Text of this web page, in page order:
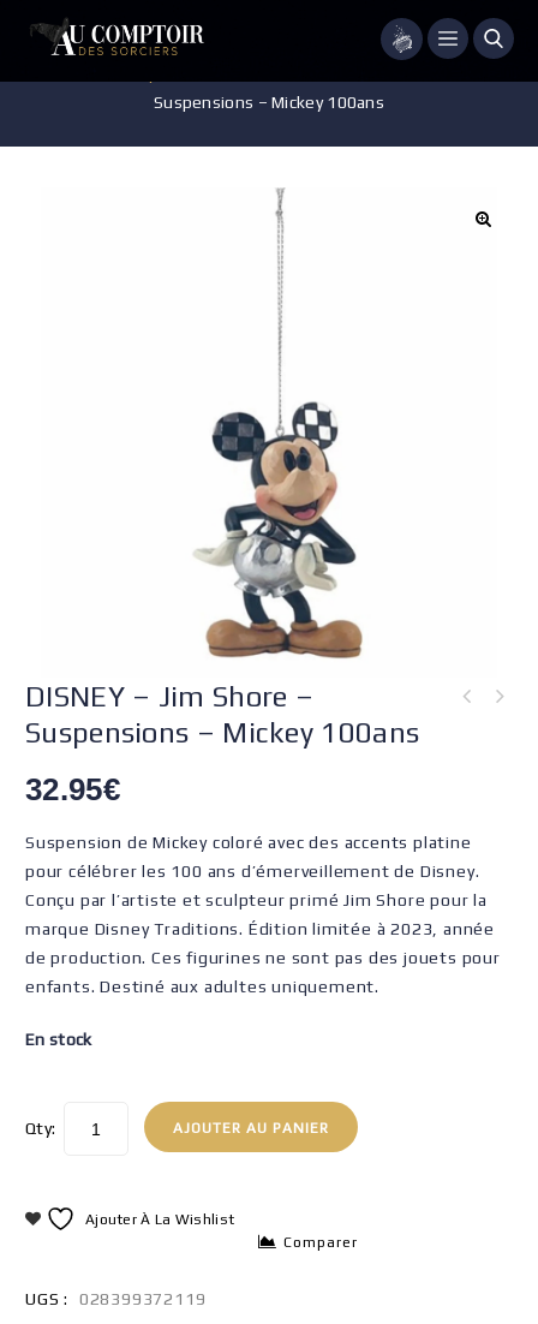
Menu
Suspensions – Mickey 100ans
DISNEY – Jim Shore –
Suspensions – Mickey 100ans
32.95€
Suspension de Mickey coloré avec des accents platine
pour célébrer les 100 ans d’émerveillement de Disney.
Conçu par l’artiste et sculpteur primé Jim Shore pour la
marque Disney Traditions. Édition limitée à 2023, année
de production. Ces figurines ne sont pas des jouets pour
enfants. Destiné aux adultes uniquement.
En stock
Qty: AJOUTER AU PANIER
Ajouter À La Wishlist
Comparer
UGS :
028399372119